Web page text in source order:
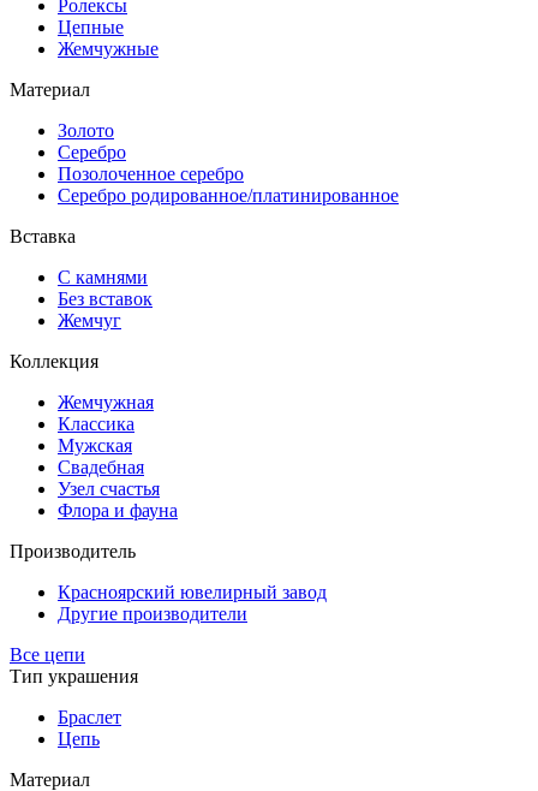
Ролексы
Цепные
Жемчужные
Материал
Золото
Серебро
Позолоченное серебро
Серебро родированное/платинированное
Вставка
С камнями
Без вставок
Жемчуг
Коллекция
Жемчужная
Классика
Мужская
Свадебная
Узел счастья
Флора и фауна
Производитель
Красноярский ювелирный завод
Другие производители
Все цепи
Тип украшения
Браслет
Цепь
Материал